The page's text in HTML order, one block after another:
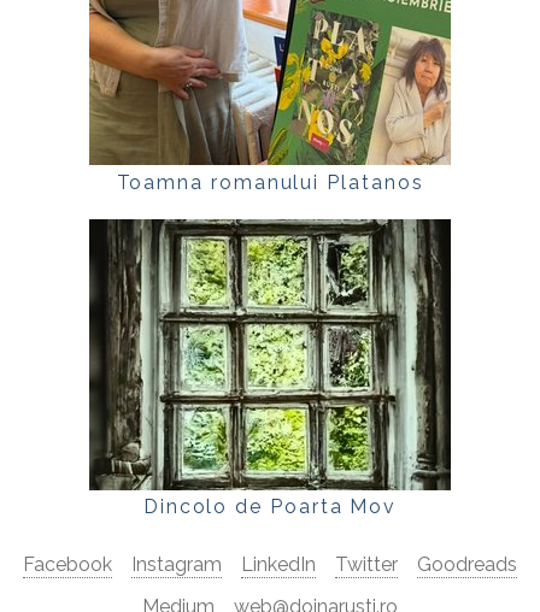
Toamna romanului Platanos
Dincolo de Poarta Mov
Facebook Instagram LinkedIn Twitter
Goodreads
Medium
web@doinarusti.ro